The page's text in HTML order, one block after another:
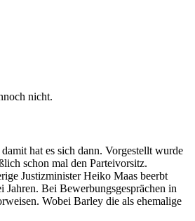
nicht.
hat es sich dann. Vorgestellt wurde
schon mal den Parteivorsitz.
Justizminister Heiko Maas beerbt
Bei Bewerbungsgesprächen in
Wobei Barley die als ehemalige